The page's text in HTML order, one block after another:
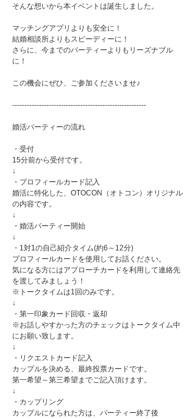
そんな想いから本イベントは誕生しました。
マッチングアプリよりも安全に！
結婚相談所よりもスピーディーに！
さらに、今までのパーティーよりもリーズナブル
に！
この機会にぜひ、ご参加くださいませ♪
-------------------------------------------------------
婚活パーティーの流れ
・受付
15分前から受付です。
↓
・プロフィールカード記入
婚活に特化した、OTOCON（オトコン）オリジナル
の内容です。
↓
・婚活パーティー開始
↓
・1対1の自己紹介タイム(約6～12分)
プロフィールカードを使用してお話ください。
気になる方にはアプローチカードを利用して連絡先
を渡してみましょう！
※トークタイムは1回のみです。
↓
・第一印象カード回収・返却
※お話しやすかった方のチェックはトークタイム中
にお願い致します。
↓
・リクエストカード記入
カップルを決める、最終投票カードです。
第一希望～第三希望までご記入頂けます。
↓
・カップリング
カップルになられた方は、パーティー終了後